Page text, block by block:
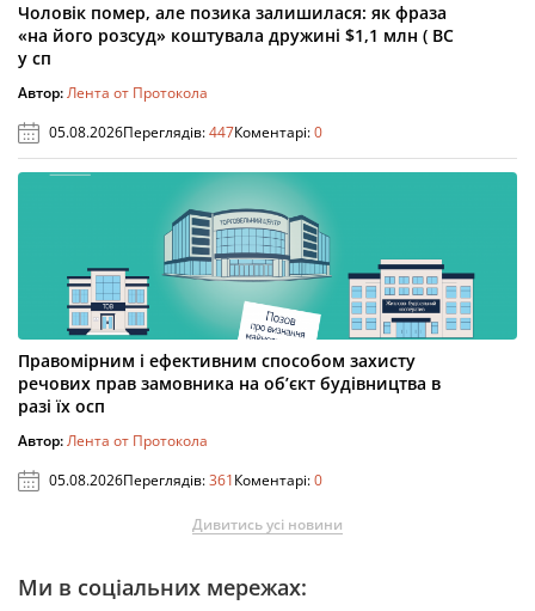
Чоловік помер, але позика залишилася: як фраза
«на його розсуд» коштувала дружині $1,1 млн ( ВС
у сп
Автор:Лента от Протокола
05.08.2026Переглядів:447Коментарі:0
Правомірним і ефективним способом захисту
речових прав замовника на об’єкт будівництва в
разі їх осп
Автор:Лента от Протокола
05.08.2026Переглядів:361Коментарі:0
Дивитись усі новини
Ми в соціальних мережах: